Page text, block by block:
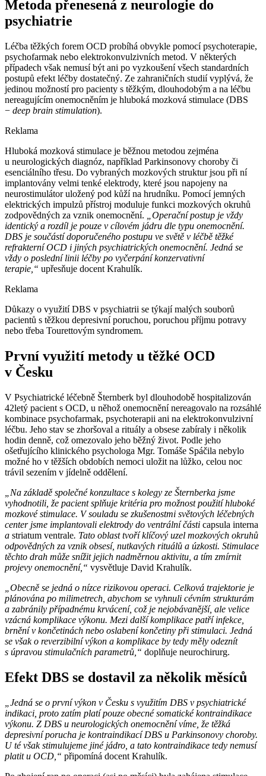
Metoda přenesená z neurologie do
psychiatrie
Léčba těžkých forem OCD probíhá obvykle pomocí psychoterapie,
psychofarmak nebo elektrokonvulzivních metod. V některých
případech však nemusí být ani po vyzkoušení všech standardních
postupů efekt léčby dostatečný. Ze zahraničních studií vyplývá, že
jedinou možností pro pacienty s těžkým, dlouhodobým a na léčbu
nereagujícím onemocněním je hluboká mozková stimulace (DBS
−⁠ deep brain stimulation).
Reklama
Hluboká mozková stimulace je běžnou metodou zejména
u neurologických diagnóz, například Parkinsonovy choroby či
esenciálního třesu. Do vybraných mozkových struktur jsou při ní
implantovány velmi tenké elektrody, které jsou napojeny na
neurostimulátor uložený pod kůží na hrudníku. Pomocí jemných
elektrických impulzů přístroj moduluje funkci mozkových okruhů
zodpovědných za vznik onemocnění.
„Operační postup je vždy
identický a rozdíl je pouze v cílovém jádru dle typu onemocnění.
DBS je součástí doporučeného postupu ve světě v léčbě těžké
refrakterní OCD i jiných psychiatrických onemocnění. Jedná se
vždy o poslední linii léčby po vyčerpání konzervativní
terapie,“ upřesňuje docent Krahulík.
Reklama
Důkazy o využití DBS v psychiatrii se týkají malých souborů
pacientů s těžkou depresivní poruchou, poruchou příjmu potravy
nebo třeba Tourettovým syndromem.
První využití metody u těžké OCD
v Česku
V Psychiatrické léčebně Šternberk byl dlouhodobě hospitalizován
42letý pacient s OCD, u něhož onemocnění nereagovalo na rozsáhlé
kombinace psychofarmak, psychoterapii ani na elektrokonvulzivní
léčbu. Jeho stav se zhoršoval a rituály a obsese zabíraly i několik
hodin denně, což omezovalo jeho běžný život. Podle jeho
ošetřujícího klinického psychologa Mgr. Tomáše Spáčila nebylo
možné ho v těžších obdobích nemoci uložit na lůžko, celou noc
trávil sezením v jídelně oddělení.
„Na základě společné konzultace s kolegy ze Šternberka jsme
vyhodnotili, že pacient splňuje kritéria pro možnost použití hluboké
mozkové stimulace. V souladu se zkušenostmi světových léčebných
center jsme implantovali elektrody do ventrální části capsula interna
a striatum ventrale. Tato oblast tvoří klíčový uzel mozkových okruhů
odpovědných za vznik obsesí, nutkavých rituálů a úzkosti. Stimulace
těchto drah může snížit jejich nadměrnou aktivitu, a tím zmírnit
projevy onemocnění,“ vysvětluje David Krahulík.
„Obecně se jedná o nízce rizikovou operaci. Celková trajektorie je
plánována po milimetrech, abychom se vyhnuli cévním strukturám
a zabránily případnému krvácení, což je nejobávanější, ale velice
vzácná komplikace výkonu. Mezi další komplikace patří infekce,
brnění v končetinách nebo oslabení končetiny při stimulaci. Jedná
se však o reverzibilní výkon a komplikace by tedy měly odeznít
s úpravou stimulačních parametrů,“ doplňuje neurochirurg.
Efekt DBS se dostavil za několik měsíců
„Jedná se o první výkon v Česku s využitím DBS v psychiatrické
indikaci, proto zatím platí pouze obecné somatické kontraindikace
výkonu. Z DBS u neurologických onemocnění víme, že těžká
depresivní porucha je kontraindikací DBS u Parkinsonovy choroby.
U té však stimulujeme jiné jádro, a tato kontraindikace tedy nemusí
platit u OCD,“ připomíná docent Krahulík.